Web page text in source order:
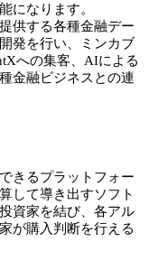
になります。
供する各種金融デー
発を行い、ミンカブ
への集客、AIによる
金融ビジネスとの連
きるプラットフォー
して導き出すソフト
資家を結び、各アル
が購入判断を行える